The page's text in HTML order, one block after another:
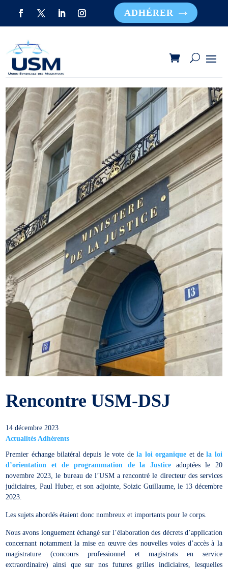
ADHÉRER
Rencontre USM-DSJ
14 décembre 2023
Actualités Adhérents
Premier échange bilatéral depuis le vote dela loi organique et dela loi
d’orientation et de programmation de la Justiceadoptées le 20
novembre 2023, le bureau de l’USM a rencontré le directeur des services
judiciaires, Paul Huber, et son adjointe, Soizic Guillaume, le 13 décembre
2023.
Les sujets abordés étaient donc nombreux et importants pour le corps.
Nous avons longuement échangé sur l’élaboration des décrets d’application
concernant notamment la mise en œuvre des nouvelles voies d’accès à la
magistrature (concours professionnel et magistrats en service
extraordinaire) ainsi que sur nos futures grilles indiciaires, lesquelles